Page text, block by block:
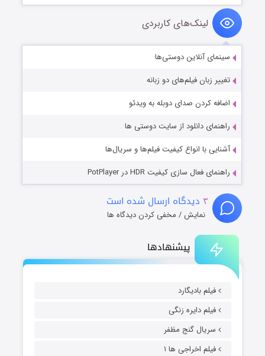
پیشنهادها
فیلم بادیگارد
فیلم دایره زنگی
سریال گنج مظفر
فیلم اخراجی ها ۱
لینک‌های کاربردی
سینمای آنلاین دوستی‌ها
تغییر زبان فیلم‌های دو زبانه
اضافه کردن صدای دوبله به ویدئو
راهنمای دانلود از سایت دوستی ها
آشنایی با انواع کیفیت فیلم‌ها و سریال‌ها
راهنمای فعال سازی کیفیت HDR در PotPlayer
۳ دیدگاه ارسال شده است
نمایش / مخفی کردن دیدگاه ها